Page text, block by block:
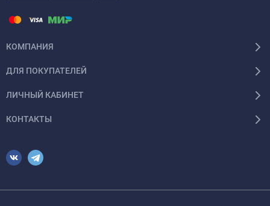
КОМПАНИЯ
ДЛЯ ПОКУПАТЕЛЕЙ
ЛИЧНЫЙ КАБИНЕТ
КОНТАКТЫ